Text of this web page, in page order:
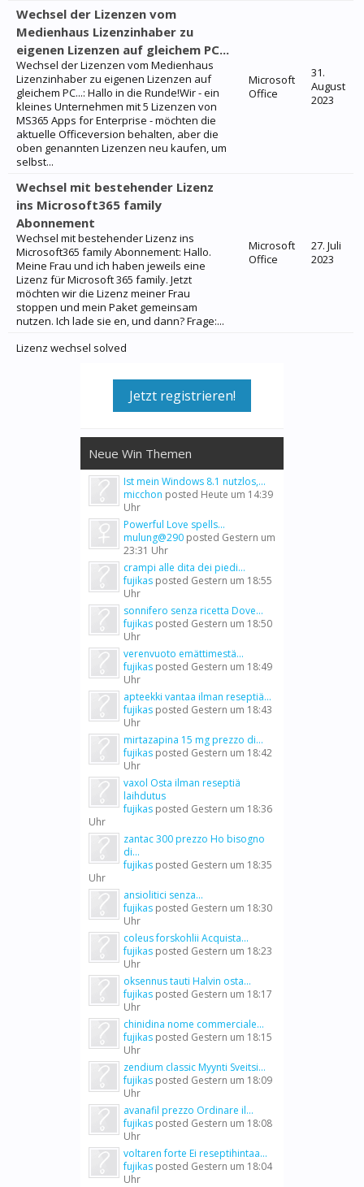
Wechsel der Lizenzen vom
Medienhaus Lizenzinhaber zu
eigenen Lizenzen auf gleichem PC...
Wechsel der Lizenzen vom Medienhaus
Lizenzinhaber zu eigenen Lizenzen auf
gleichem PC...: Hallo in die Runde!Wir - ein
kleines Unternehmen mit 5 Lizenzen von
MS365 Apps for Enterprise - möchten die
aktuelle Officeversion behalten, aber die
oben genannten Lizenzen neu kaufen, um
selbst...
Microsoft
Office
31.
August
2023
Wechsel mit bestehender Lizenz
ins Microsoft365 family
Abonnement
Wechsel mit bestehender Lizenz ins
Microsoft365 family Abonnement: Hallo.
Meine Frau und ich haben jeweils eine
Lizenz für Microsoft 365 family. Jetzt
möchten wir die Lizenz meiner Frau
stoppen und mein Paket gemeinsam
nutzen. Ich lade sie en, und dann? Frage:...
Microsoft
Office
27. Juli
2023
Lizenz wechsel solved
Jetzt registrieren!
Neue Win Themen
Ist mein Windows 8.1 nutzlos,...
micchon posted Heute um 14:39
Uhr
Powerful Love spells...
mulung@290 posted Gestern um
23:31 Uhr
crampi alle dita dei piedi...
fujikas posted Gestern um 18:55
Uhr
sonnifero senza ricetta Dove...
fujikas posted Gestern um 18:50
Uhr
verenvuoto emättimestä...
fujikas posted Gestern um 18:49
Uhr
apteekki vantaa ilman reseptiä...
fujikas posted Gestern um 18:43
Uhr
mirtazapina 15 mg prezzo di...
fujikas posted Gestern um 18:42
Uhr
vaxol Osta ilman reseptiä
laihdutus
fujikas posted Gestern um 18:36
Uhr
zantac 300 prezzo Ho bisogno
di...
fujikas posted Gestern um 18:35
Uhr
ansiolitici senza...
fujikas posted Gestern um 18:30
Uhr
coleus forskohlii Acquista...
fujikas posted Gestern um 18:23
Uhr
oksennus tauti Halvin osta...
fujikas posted Gestern um 18:17
Uhr
chinidina nome commerciale...
fujikas posted Gestern um 18:15
Uhr
zendium classic Myynti Sveitsi...
fujikas posted Gestern um 18:09
Uhr
avanafil prezzo Ordinare il...
fujikas posted Gestern um 18:08
Uhr
voltaren forte Ei reseptihintaa...
fujikas posted Gestern um 18:04
Uhr